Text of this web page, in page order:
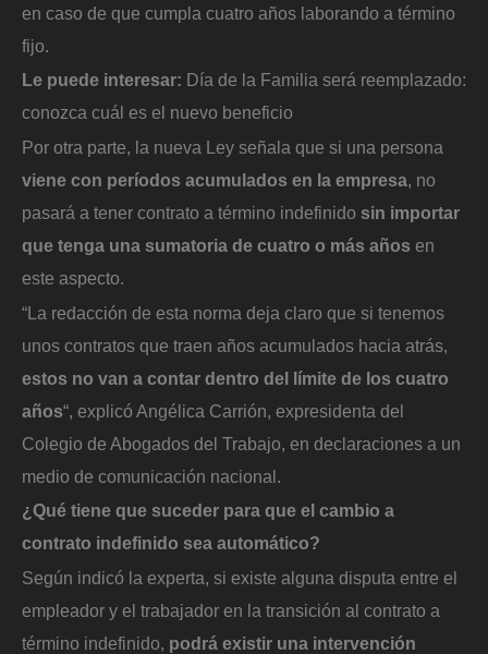
en caso de que cumpla cuatro años laborando a término
fijo.
Le puede interesar: Día de la Familia será reemplazado:
conozca cuál es el nuevo beneficio
Por otra parte, la nueva Ley señala que si una persona
viene con períodos acumulados en la empresa, no
pasará a tener contrato a término indefinido sin importar
que tenga una sumatoria de cuatro o más años en
este aspecto.
“La redacción de esta norma deja claro que si tenemos
unos contratos que traen años acumulados hacia atrás,
estos no van a contar dentro del límite de los cuatro
años“, explicó Angélica Carrión, expresidenta del
Colegio de Abogados del Trabajo, en declaraciones a un
medio de comunicación nacional.
¿Qué tiene que suceder para que el cambio a
contrato indefinido sea automático?
Según indicó la experta, si existe alguna disputa entre el
empleador y el trabajador en la transición al contrato a
término indefinido, podrá existir una intervención